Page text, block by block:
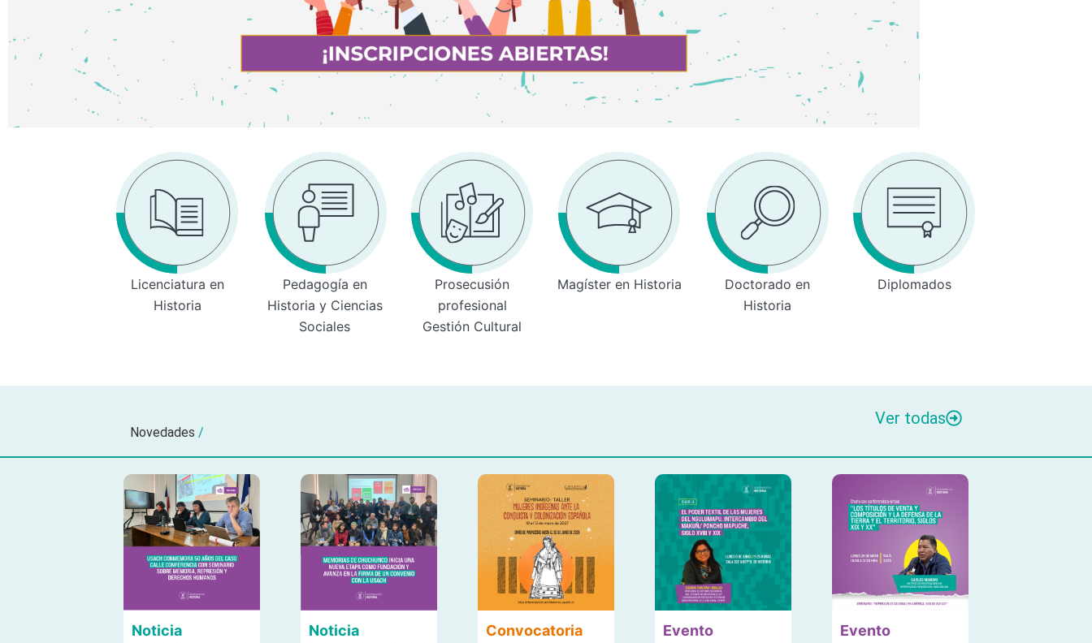
Licenciatura en
Historia
Pedagogía en
Historia y Ciencias
Sociales
Prosecusión
profesional
Gestión Cultural
Magíster en Historia
Doctorado en
Historia
Diplomados
Novedades /
Ver todas
Noticia Noticia Convocatoria Evento Evento